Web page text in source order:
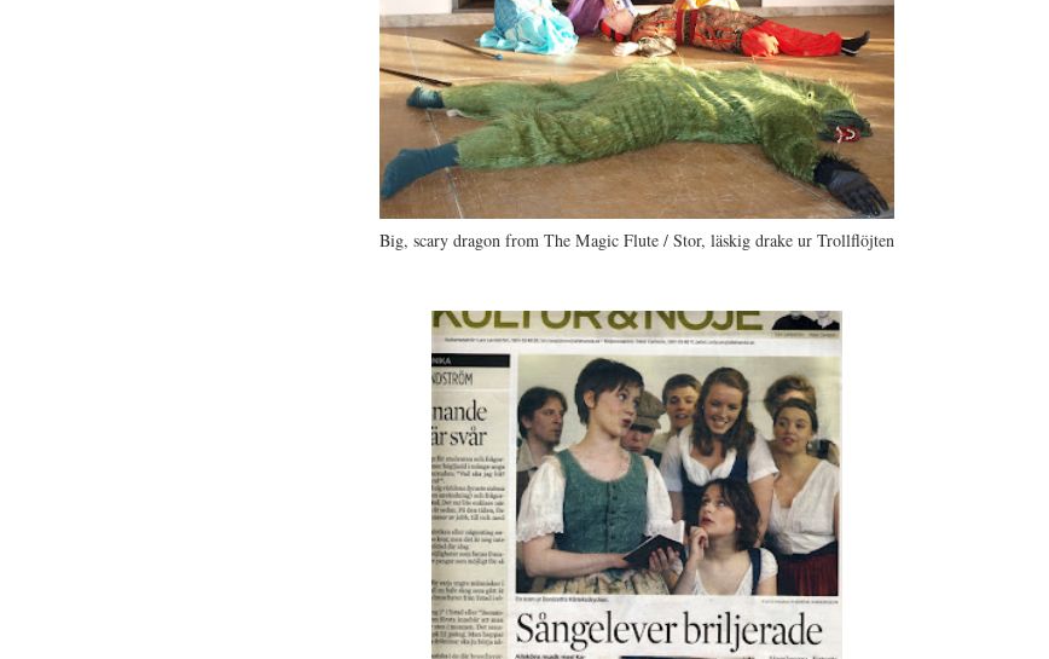
Big, scary dragon from The Magic Flute / Stor, läskig drake ur Trollflöjten